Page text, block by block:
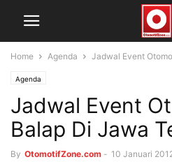
Home Agenda Jadwal Event
Agenda
Jadwal Event
Balap Di Jawa
By OtomotifZone.com - 10 Januari